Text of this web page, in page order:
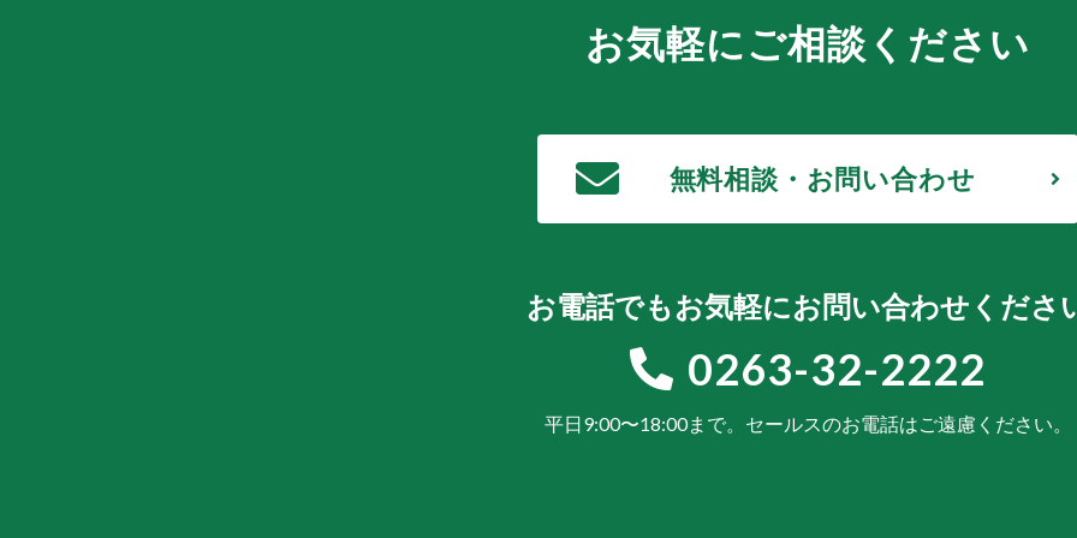
お気軽にご相談ください
無料相談・お問い合わせ
お電話でもお気軽にお問い合わせくださ
0263-32-2222
平日9:00〜18:00まで。 セールスのお電話はご遠慮ください。